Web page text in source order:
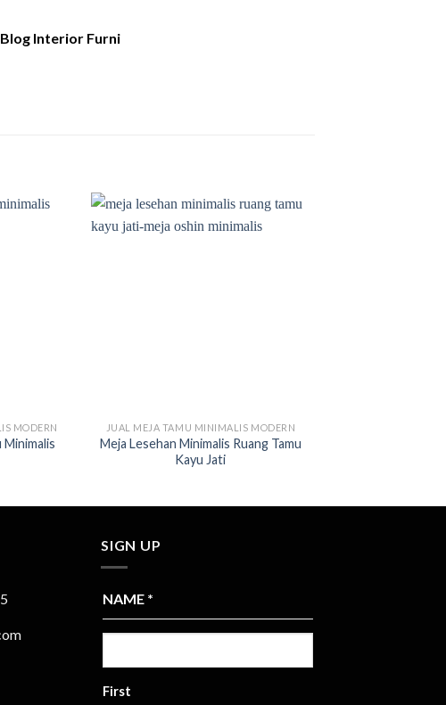
Interior Furni
MODERN
Minimalis
JUAL MEJA TAMU MINIMALIS MODERN
Meja Lesehan Minimalis Ruang Tamu
Kayu Jati
SIGN UP
NAME *
First